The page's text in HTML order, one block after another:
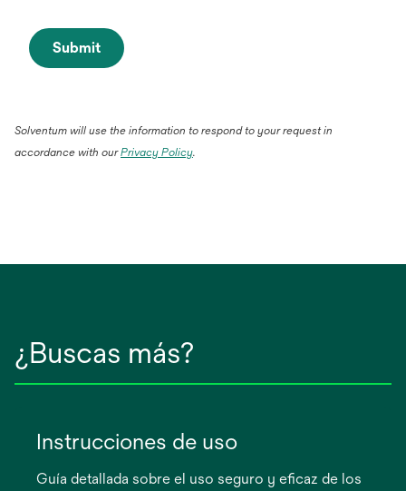
Submit
Solventum will use the information to respond to your request in
accordance with ourPrivacy Policy.
¿Buscas más?
Instrucciones de uso
Guía detallada sobre el uso seguro y eficaz de los